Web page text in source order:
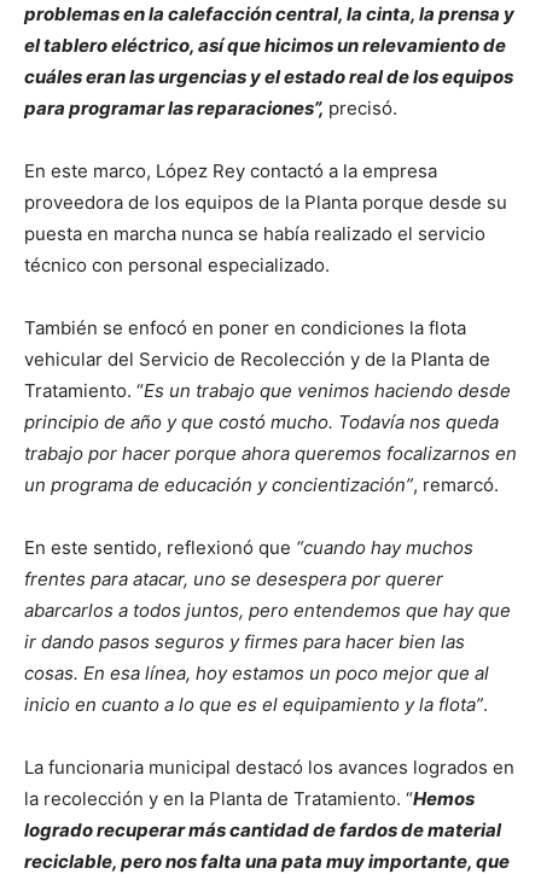
problemas en la calefacción central, la cinta, la prensa y
el tablero eléctrico, así que hicimos un relevamiento de
cuáles eran las urgencias y el estado real de los equipos
para programar las reparaciones”, precisó.
En este marco, López Rey contactó a la empresa
proveedora de los equipos de la Planta porque desde su
puesta en marcha nunca se había realizado el servicio
técnico con personal especializado.
También se enfocó en poner en condiciones la flota
vehicular del Servicio de Recolección y de la Planta de
Tratamiento. “Es un trabajo que venimos haciendo desde
principio de año y que costó mucho. Todavía nos queda
trabajo por hacer porque ahora queremos focalizarnos en
un programa de educación y concientización”, remarcó.
En este sentido, reflexionó que “cuando hay muchos
frentes para atacar, uno se desespera por querer
abarcarlos a todos juntos, pero entendemos que hay que
ir dando pasos seguros y firmes para hacer bien las
cosas. En esa línea, hoy estamos un poco mejor que al
inicio en cuanto a lo que es el equipamiento y la flota”.
La funcionaria municipal destacó los avances logrados en
la recolección y en la Planta de Tratamiento. “Hemos
logrado recuperar más cantidad de fardos de material
reciclable, pero nos falta una pata muy importante, que